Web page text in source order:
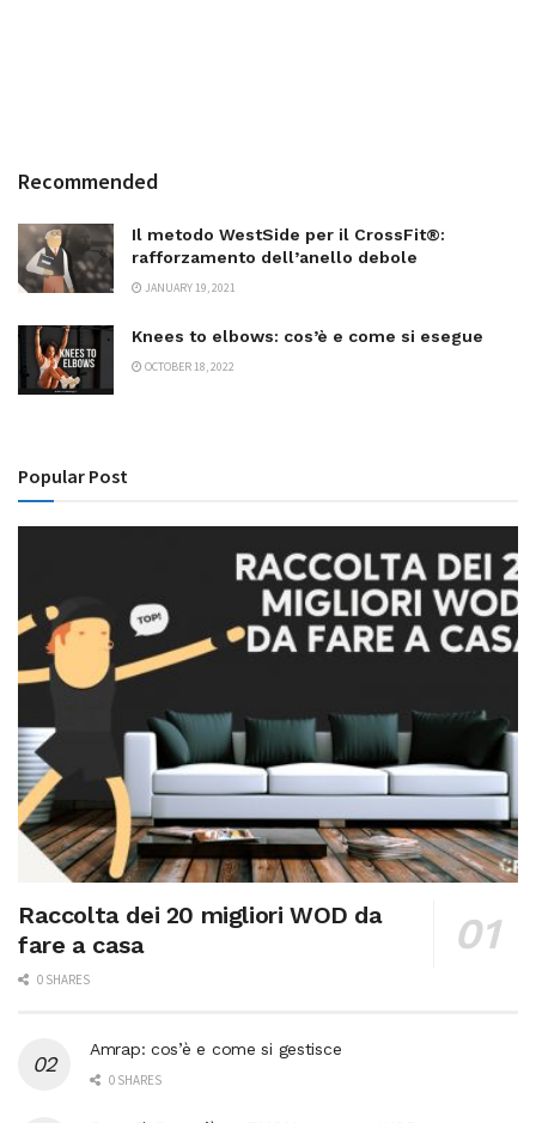
Recommended
Il metodo WestSide per il CrossFit®:
rafforzamento dell’anello debole
JANUARY 19, 2021
Knees to elbows: cos’è e come si esegue
OCTOBER 18, 2022
Popular Post
Raccolta dei 20 migliori WOD da
fare a casa
0 SHARES
Amrap: cos’è e come si gestisce
0 SHARES